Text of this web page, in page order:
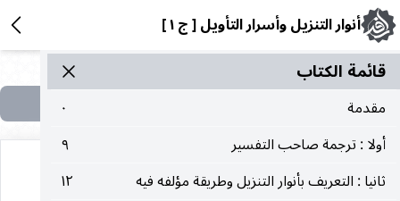
أنوار التنزيل وأسرار التأويل [ ج ١ ]
قائمة الکتاب
مقدمة
٠
أولا : ترجمة صاحب التفسير
٩
ثانيا : التعريف بأنوار التنزيل وطريقة مؤلفه فيه
١٢